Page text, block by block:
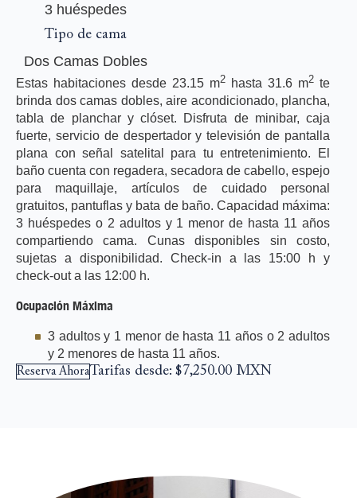
3 huéspedes
Tipo de cama
Dos Camas Dobles
Estas habitaciones desde 23.15 m2 hasta 31.6 m2 te
brinda dos camas dobles, aire acondicionado, plancha,
tabla de planchar y clóset. Disfruta de minibar, caja
fuerte, servicio de despertador y televisión de pantalla
plana con señal satelital para tu entretenimiento. El
baño cuenta con regadera, secadora de cabello, espejo
para maquillaje, artículos de cuidado personal
gratuitos, pantuflas y bata de baño. Capacidad máxima:
3 huéspedes o 2 adultos y 1 menor de hasta 11 años
compartiendo cama. Cunas disponibles sin costo,
sujetas a disponibilidad. Check-in a las 15:00 h y
check-out a las 12:00 h.
Ocupación Máxima
3 adultos y 1 menor de hasta 11 años o 2 adultos
y 2 menores de hasta 11 años.
Reserva AhoraTarifas desde: $7,250.00 MXN